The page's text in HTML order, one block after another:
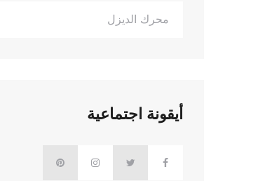
محرك الديزل
أيقونة اجتماعية